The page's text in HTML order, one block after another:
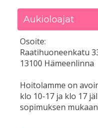
Aukioloajat
Osoite:
Raatihuoneenkatu
13100 Hämeenlinna
Hoitolamme on
klo 10-17 ja klo 17
sopimuksen